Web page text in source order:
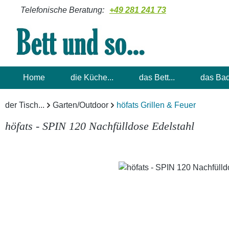
Hauptinhalt springen
Zur Suche springen
Zur Hauptnavigation springen
Telefonische Beratung: +49 281 241 73
Home die Küche... das Bett... das
der Tisch... Garten/Outdoor höfats Grillen & Feuer
höfats - SPIN 120 Nachfülldose Edelstahl